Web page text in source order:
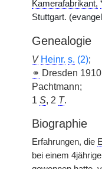
Kamerafabrikant,
Stuttgart.
Genealogie
V Heinr. s. (2);
⚭ Dresden 1910
Pachtmann;
1 S, 2 T.
Biographie
Erfahrungen, die
bei einem